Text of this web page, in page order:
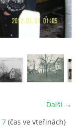
Další →
7 (čas ve vteřinách)